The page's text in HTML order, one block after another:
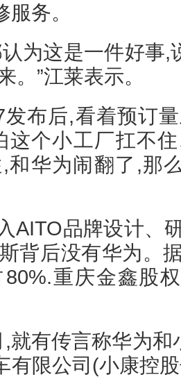
务。
为这是一件好事
。”江莱表示。
布后,看着预订
这个小工厂扛不
和华为闹翻了,那
AITO品牌设计、
背后没有华为。
重庆金鑫股
就有传言称华为
有限公司(小康控